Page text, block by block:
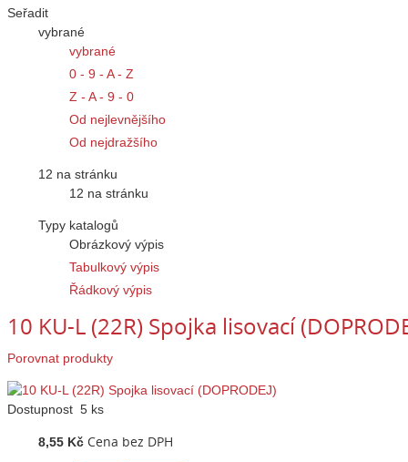
Seřadit
vybrané
vybrané
0 - 9 - A - Z
Z - A - 9 - 0
Od nejlevnějšího
Od nejdražšího
12 na stránku
12 na stránku
Typy katalogů
Obrázkový výpis
Tabulkový výpis
Řádkový výpis
10 KU-L (22R) Spojka lisovací
Porovnat produkty
Dostupnost 5 ks
8,55 Kč Cena bez DPH